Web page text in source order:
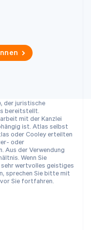
der juristische
bereitstellt.
mit der Kanzlei
ist. Atlas selbst
oder Cooley erteilten
oder
Aus der Verwendung
Wenn Sie
wertvolles geistiges
sprechen Sie bitte mit
Sie fortfahren.